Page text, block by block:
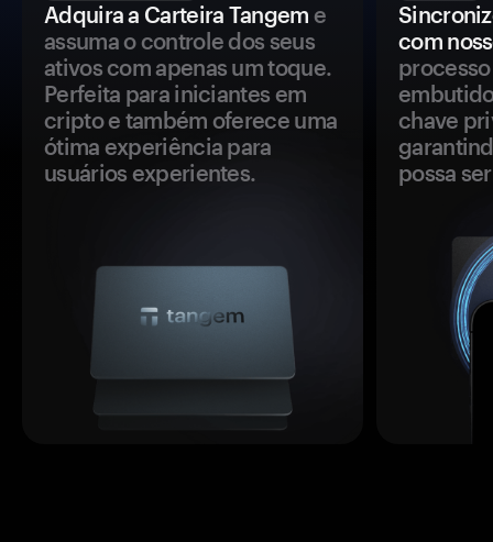
Adquira a Carteira Tangem e
assuma o controle dos seus
ativos com apenas um toque.
Perfeita para iniciantes em
cripto e também oferece uma
ótima experiência para
usuários experientes.
com
chave
possa